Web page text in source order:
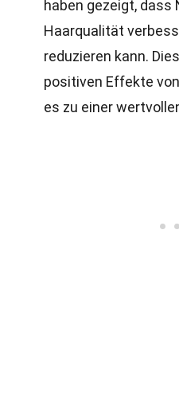
haben gezeigt, dass
Haarqualität
reduzieren kann.
positiven Effekte
es zu einer